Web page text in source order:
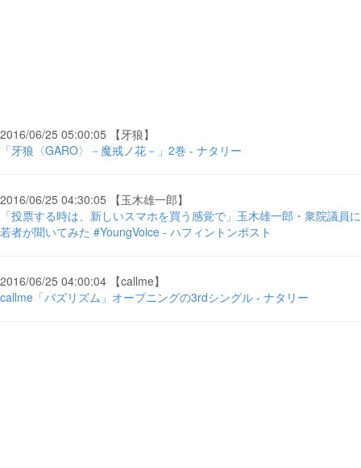
2016/06/25 05:00:05 【牙狼】
「牙狼〈GARO〉－魔戒ノ花－」2巻 - ナタリー
2016/06/25 04:30:05 【玉木雄一郎】
「投票する時は、新しいスマホを買う感覚で」玉木雄一郎・衆院議員に
若者が聞いてみた #YoungVoice - ハフィントンポスト
2016/06/25 04:00:04 【callme】
callme「バズリズム」オープニングの3rdシングル - ナタリー